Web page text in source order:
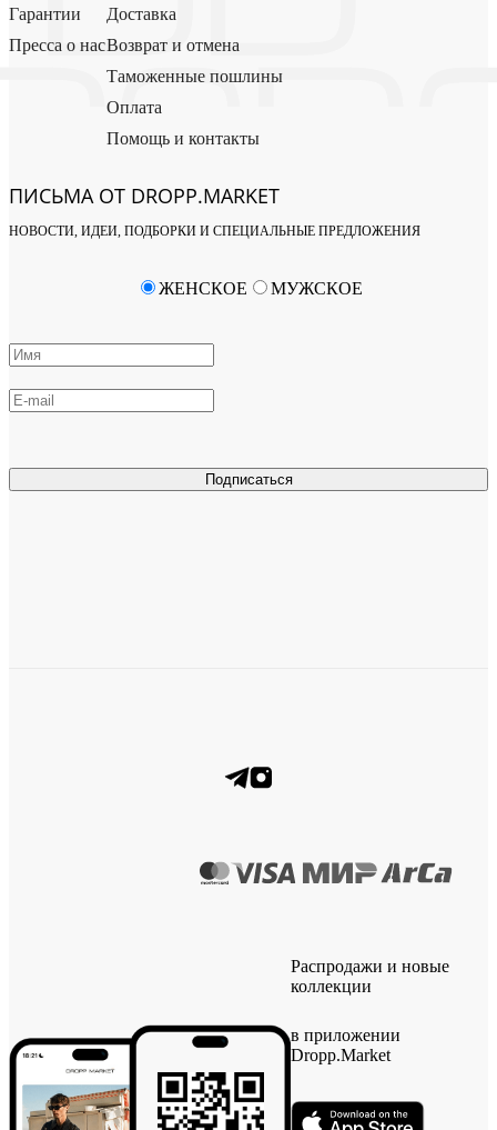
Гарантии
Пресса о нас
Доставка
Возврат и отмена
Таможенные пошлины
Оплата
Помощь и контакты
ПИСЬМА ОТ DROPP.MARKET
НОВОСТИ, ИДЕИ, ПОДБОРКИ И СПЕЦИАЛЬНЫЕ ПРЕДЛОЖЕНИЯ
Подписаться
ЖЕНСКОЕ МУЖСКОЕ
Распродажи и новые
коллекции
в приложении
Dropp.Market